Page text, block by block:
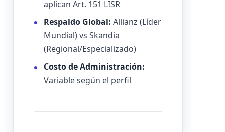
aplican Art. 151 LISR
Respaldo Global: Allianz (Líder
Mundial) vs Skandia
(Regional/Especializado)
Costo de Administración:
Variable según el perfil